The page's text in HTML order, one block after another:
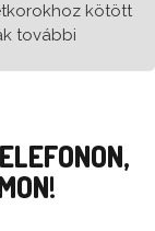
kötött
további